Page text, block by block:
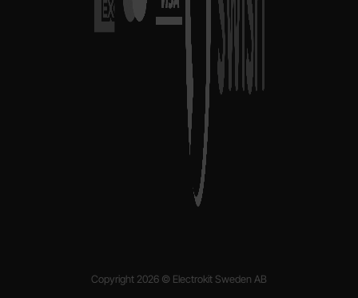
Copyright 2026 © Electrokit Sweden AB